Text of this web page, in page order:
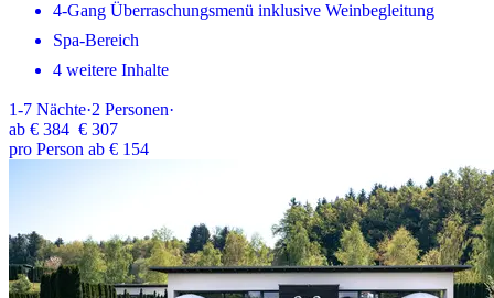
4-Gang Überraschungsmenü inklusive Weinbegleitung
Spa-Bereich
4 weitere Inhalte
1-7 Nächte·2 Personen·
ab € 384 € 307
pro Person ab € 154